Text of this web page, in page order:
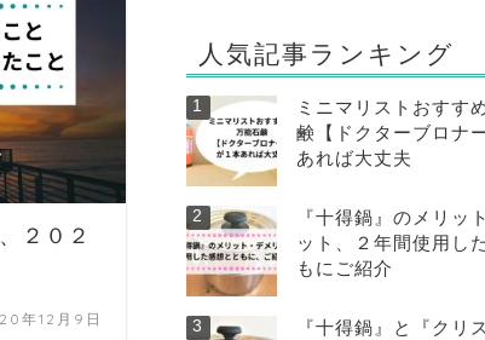
２０２
年12月9日
人気記事ランキング
ミニマリストおすす
鹸【ドクターブロナ
あれば大丈夫
『十得鍋』のメリッ
ット、２年間使用し
もにご紹介
『十得鍋』と『クリ